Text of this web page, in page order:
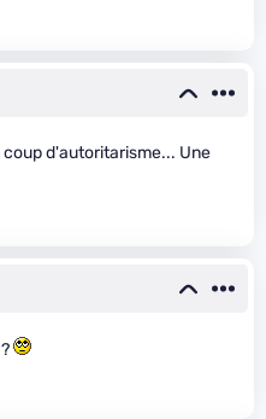
coup d'autoritarisme... Une